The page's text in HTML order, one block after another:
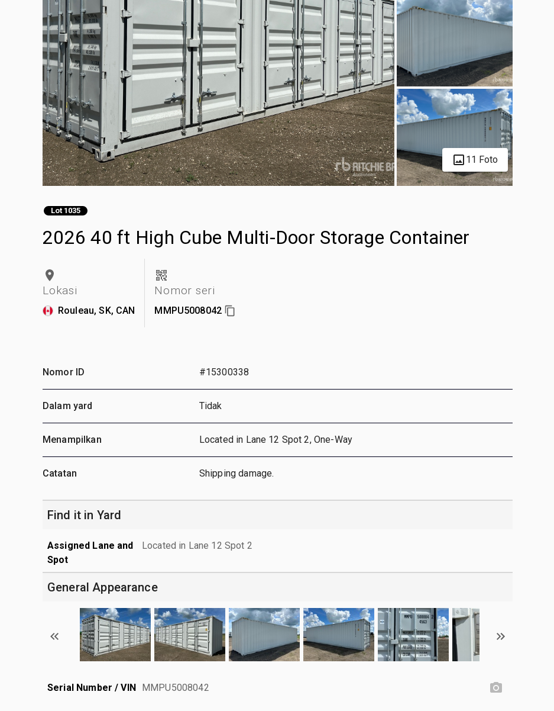
11 Foto
Lot 1035
2026 40 ft High Cube Multi-Door Storage Container
Lokasi
Rouleau, SK, CAN
Nomor seri
MMPU5008042
Nomor ID #15300338
Dalam yard Tidak
Menampilkan Located in Lane 12 Spot 2, One-Way
Catatan Shipping damage.
Find it in Yard
Assigned Lane and
Spot
Located in Lane 12 Spot 2
General Appearance
Serial Number / VIN MMPU5008042